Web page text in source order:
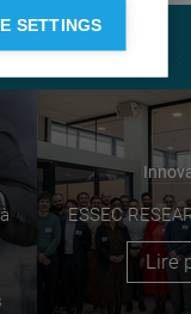
ESSEC
Lire
SETTINGS